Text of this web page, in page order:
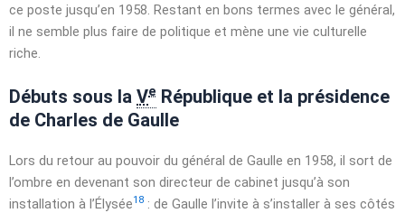
ce poste jusqu’en 1958. Restant en bons termes avec le général,
il ne semble plus faire de politique et mène une vie culturelle
riche.
Débuts sous la Ve République et la présidence
de Charles de Gaulle
Lors du retour au pouvoir du général de Gaulle en 1958, il sort de
l’ombre en devenant son directeur de cabinet jusqu’à son
installation à l’Élysée18 : de Gaulle l’invite à s’installer à ses côtés